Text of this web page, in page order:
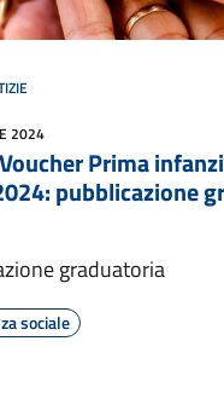
2024
Prima
pubblicazione
graduatoria
sociale